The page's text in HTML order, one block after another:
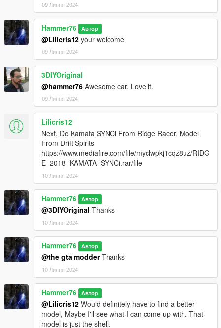
09 Липня 2024
Hammer76 Автор
@Lilicris12 your welcome
09 Липня 2024
3DIYOriginal
@hammer76 Awesome car. Love it.
09 Липня 2024
Lilicris12
Next, Do Kamata SYNCi From Ridge Racer, Model
From Drift Spirits
https://www.mediafire.com/file/myclwpkj1cqz8uz/RIDG
E_2018_KAMATA_SYNCi.rar/file
10 Липня 2024
Hammer76 Автор
@3DIYOriginal Thanks
10 Липня 2024
Hammer76 Автор
@the gta modderThanks
10 Липня 2024
Hammer76 Автор
@Lilicris12 Would definitely have to find a better
model, Maybe I'll see what I can come up with. That
model is just the shell.